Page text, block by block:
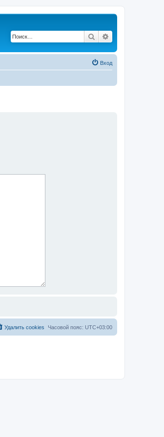
Поиск
Вход
Часовой пояс: UTC+03:00
Удалить cookies